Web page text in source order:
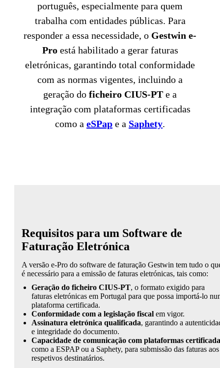
português, especialmente para quem
trabalha com entidades públicas. Para
responder a essa necessidade, o Gestwin e-
Proestá habilitado a gerar faturas
eletrónicas, garantindo total conformidade
com as normas vigentes, incluindo a
geração do ficheiro CIUS-PT e a
integração com plataformas certificadas
como a eSPap e a Saphety.
Requisitos para um Software de
Faturação Eletrónica
A versão e-Pro do software de faturação Gestwin tem tudo o
é necessário para a emissão de faturas eletrónicas, tais como:
Geração do ficheiro CIUS-PT, o formato exigido para
faturas eletrónicas em Portugal para que possa importá-lo
plataforma certificada.
Conformidade com a legislação fiscal em vigor.
Assinatura eletrónica qualificada, garantindo a
e integridade do documento.
Capacidade de comunicação com plataformas
como a ESPAP ou a Saphety, para submissão das faturas aos
respetivos destinatários.